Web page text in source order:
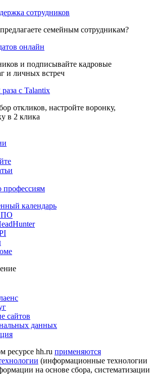
сотрудников
семейным сотрудникам?
онлайн
и подписывайте кадровые
и личных встреч
с Talantix
откликов, настройте воронку,
в 2 клика
профессиям
календарь
ПО
сайтов
данных
ресурсе hh.ru применяются
(информационные технологии
на основе сбора, систематизации